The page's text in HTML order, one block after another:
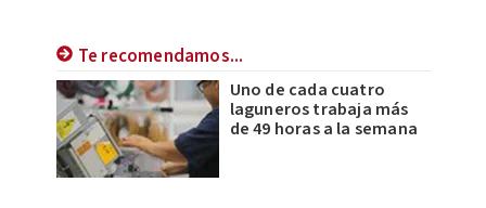
Te recomendamos...
Uno de cada cuatro
laguneros trabaja más
de 49 horas a la semana